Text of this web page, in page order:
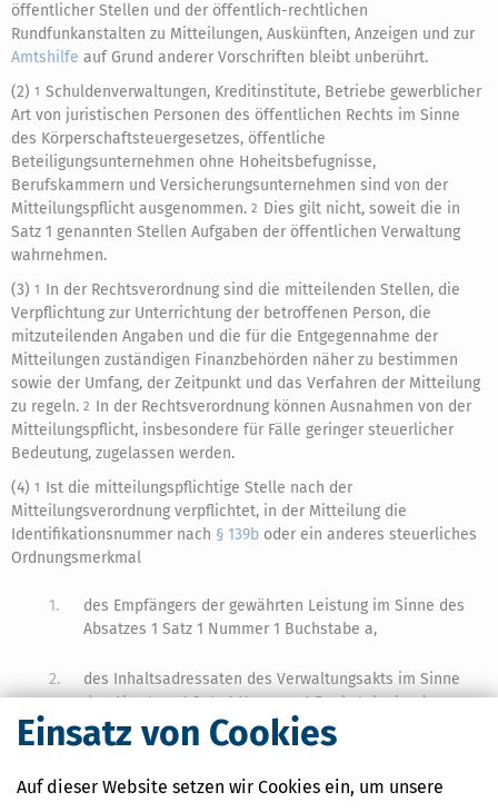
Einsatz von Cookies
Auf dieser Website setzen wir Cookies ein, um unsere
öffentlicher Stellen und der öffentlich-rechtlichen
Rundfunkanstalten zu Mitteilungen, Auskünften, Anzeigen und zur
Amtshilfe auf Grund anderer Vorschriften bleibt unberührt.
(2) 1 Schuldenverwaltungen, Kreditinstitute, Betriebe gewerblicher
Art von juristischen Personen des öffentlichen Rechts im Sinne
des Körperschaftsteuergesetzes, öffentliche
Beteiligungsunternehmen ohne Hoheitsbefugnisse,
Berufskammern und Versicherungsunternehmen sind von der
Mitteilungspflicht ausgenommen. 2 Dies gilt nicht, soweit die in
Satz 1 genannten Stellen Aufgaben der öffentlichen Verwaltung
wahrnehmen.
(3) 1
In der Rechtsverordnung sind die mitteilenden Stellen, die
Verpflichtung zur Unterrichtung der betroffenen Person, die
mitzuteilenden Angaben und die für die Entgegennahme der
Mitteilungen zuständigen Finanzbehörden näher zu bestimmen
sowie der Umfang, der Zeitpunkt und das Verfahren der Mitteilung
zu regeln. 2 In der Rechtsverordnung können Ausnahmen von der
Mitteilungspflicht, insbesondere für Fälle geringer steuerlicher
Bedeutung, zugelassen werden.
(4) 1
Ist die mitteilungspflichtige Stelle nach der
Mitteilungsverordnung verpflichtet, in der Mitteilung die
Identifikationsnummer nach § 139b oder ein anderes steuerliches
Ordnungsmerkmal
1.
des Empfängers der gewährten Leistung im Sinne des
Absatzes 1 Satz 1 Nummer 1 Buchstabe a,
2.
des Inhaltsadressaten des Verwaltungsakts im Sinne
des Absatzes 1 Satz 1 Nummer 1 Buchstabe b oder e,
des Empfängers der vergebenen Subvention im Sinne
des Absatzes 1 Satz 1 Nummer 1 Buchstabe c oder